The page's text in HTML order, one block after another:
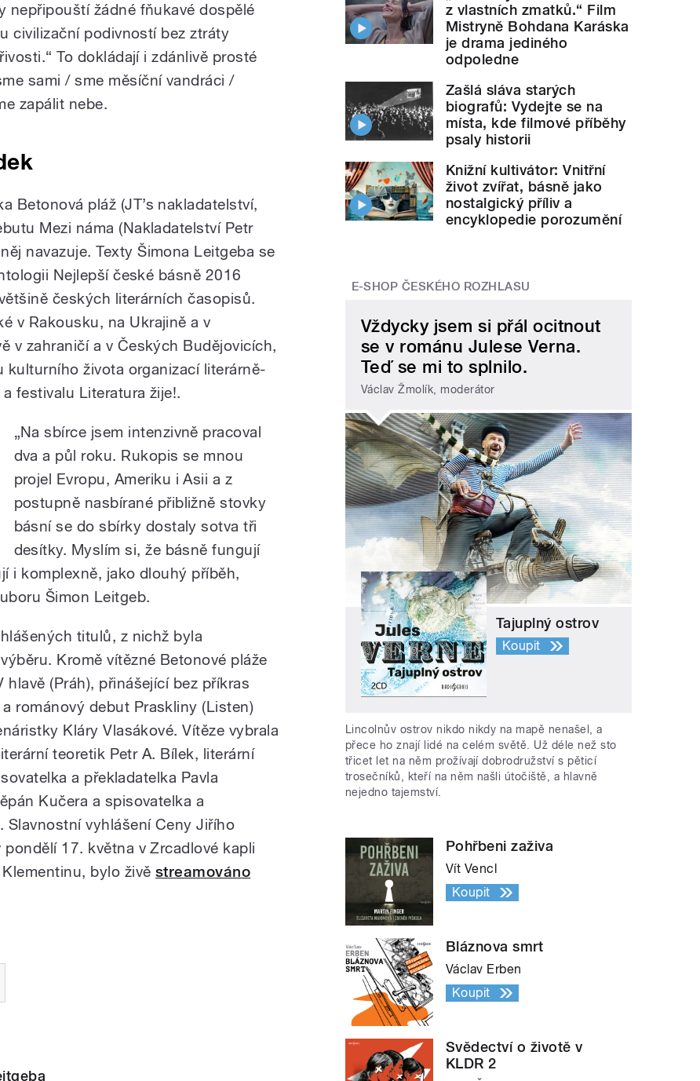
nepřipouští žádné fňukavé dospělé
civilizační podivností bez ztráty
To dokládají i zdánlivě prosté
sami / sme měsíční vandráci /
zapálit nebe.
Betonová pláž (JT’s nakladatelství,
Mezi náma (Nakladatelství Petr
navazuje. Texty Šimona Leitgeba se
Nejlepší české básně 2016
českých literárních časopisů.
v Rakousku, na Ukrajině a v
v zahraničí a v Českých Budějovicích,
kulturního života organizací literárně-
festivalu Literatura žije!.
„Na sbírce jsem intenzivně pracoval
dva a půl roku. Rukopis se mnou
projel Evropu, Ameriku i Asii a z
postupně nasbírané přibližně stovky
básní se do sbírky dostaly sotva tři
desítky. Myslím si, že básně fungují
i komplexně, jako dlouhý příběh,
Šimon Leitgeb.
titulů, z nichž byla
Kromě vítězné Betonové pláže
(Práh), přinášející bez příkras
románový debut Praskliny (Listen)
Kláry Vlasákové. Vítěze vybrala
teoretik Petr A. Bílek, literární
a překladatelka Pavla
Kučera a spisovatelka a
Slavnostní vyhlášení Ceny Jiřího
17. května v Zrcadlové kapli
bylo živěstreamováno
z vlastních zmatků.“ Film
Mistryně Bohdana Karáska
je drama jediného
odpoledne
Zašlá sláva starých
biografů: Vydejte se na
místa, kde filmové příběhy
psaly historii
Knižní kultivátor: Vnitřní
život zvířat, básně jako
nostalgický příliv a
encyklopedie porozumění
E-SHOP ČESKÉHO ROZHLASU
Vždycky jsem si přál ocitnout
se v románu Julese Verna.
Teď se mi to splnilo.
Václav Žmolík, moderátor
Tajuplný ostrov
Koupit
Lincolnův ostrov nikdo nikdy na mapě nenašel, a
přece ho znají lidé na celém světě. Už déle než sto
třicet let na něm prožívají dobrodružství s pěticí
trosečníků, kteří na něm našli útočiště, a hlavně
nejedno tajemství.
Pohřbeni zaživa
Vít Vencl
Koupit
Bláznova smrt
Václav Erben
Koupit
Svědectví o životě v
KLDR 2